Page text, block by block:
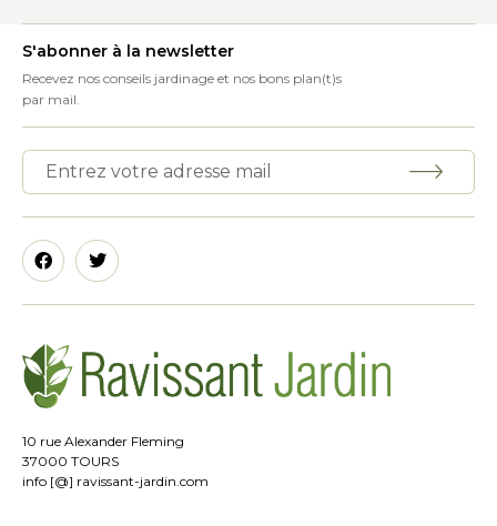
S'abonner à la newsletter
Recevez nos conseils jardinage et nos bons plan(t)s
par mail.
10 rue Alexander Fleming
37000 TOURS
info [@] ravissant-jardin.com